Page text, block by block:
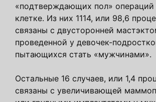
«подтверждающих пол» операций
клетке. Из них 1114, или 98,6
связаны с двусторонней
проведенной у девочек-
пытающихся стать «мужчинами».
Остальные 16 случаев, или 1,4
связаны с увеличивающей